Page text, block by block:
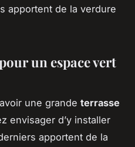
apportent de la verdure
un espace vert
une grande terrasse
envisager d’y installer
apportent de la